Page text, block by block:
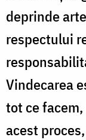
deprinde
respectului
Vindecarea
tot ce
acest